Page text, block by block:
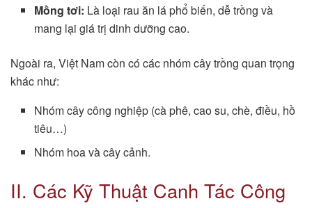
Mồng tơi: Là loại rau ăn lá phổ biến, dễ trồng và
mang lại giá trị dinh dưỡng cao.
Ngoài ra, Việt Nam còn có các nhóm cây trồng quan trọng
khác như:
Nhóm cây công nghiệp (cà phê, cao su, chè, điều, hồ
tiêu…)
Nhóm hoa và cây cảnh.
II. Các Kỹ Thuật Canh Tác Công